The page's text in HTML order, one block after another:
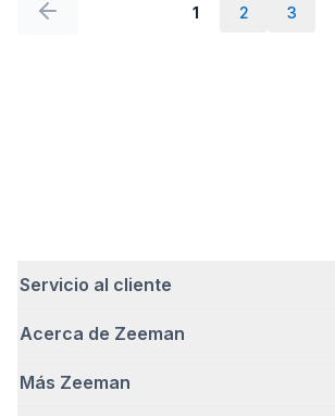
1 2 3
Servicio al cliente
Preguntas frecuentes
Entrega
Acerca de Zeeman
Quiénes somos
Más Zeeman